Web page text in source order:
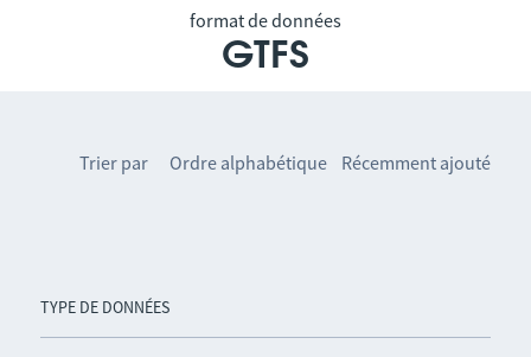
format de données
GTFS
TYPE DE DONNÉES
Trier par Ordre alphabétique Récemment ajouté